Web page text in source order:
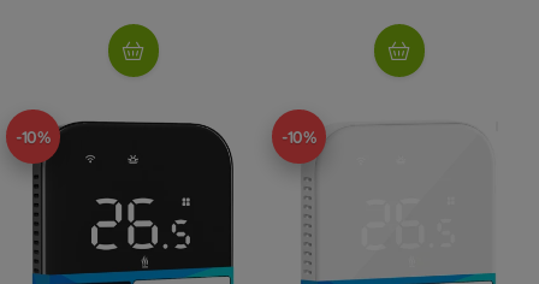
-10% -10%